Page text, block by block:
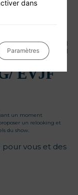
»][/siteorigin_widget]
»][/siteorigin_widget]
EVJF
un moment
un relooking et
du show.
vous et des
dans
Paramètres